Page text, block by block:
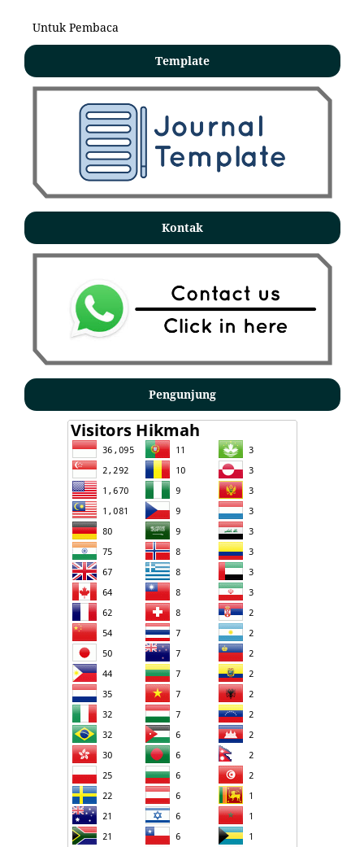
Untuk Pembaca
Template
Kontak
Pengunjung